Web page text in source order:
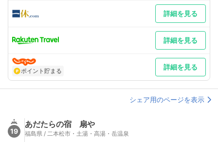
詳細を見る
詳細を見る
ポイント貯まる 詳細を見る
シェア用のページを表示
19
あだたらの宿 扇や
福島県 / 二本松市・土湯・高湯・岳温泉